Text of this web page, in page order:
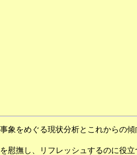
象をめぐる現状分析とこれからの
撫し、リフレッシュするのに役